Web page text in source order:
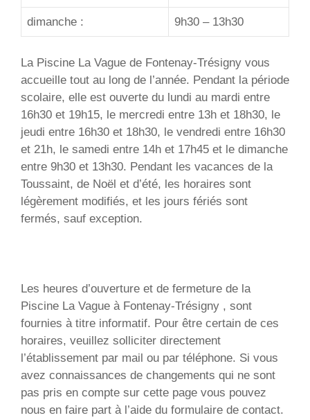
dimanche : 9h30 – 13h30
La Piscine La Vague de Fontenay-Trésigny vous
accueille tout au long de l’année. Pendant la période
scolaire, elle est ouverte du lundi au mardi entre
16h30 et 19h15, le mercredi entre 13h et 18h30, le
jeudi entre 16h30 et 18h30, le vendredi entre 16h30
et 21h, le samedi entre 14h et 17h45 et le dimanche
entre 9h30 et 13h30. Pendant les vacances de la
Toussaint, de Noël et d’été, les horaires sont
légèrement modifiés, et les jours fériés sont
fermés, sauf exception.
Les heures d’ouverture et de fermeture de la
Piscine La Vague à Fontenay-Trésigny , sont
fournies à titre informatif. Pour être certain de ces
horaires, veuillez solliciter directement
l’établissement par mail ou par téléphone. Si vous
avez connaissances de changements qui ne sont
pas pris en compte sur cette page vous pouvez
nous en faire part à l’aide du formulaire de contact.